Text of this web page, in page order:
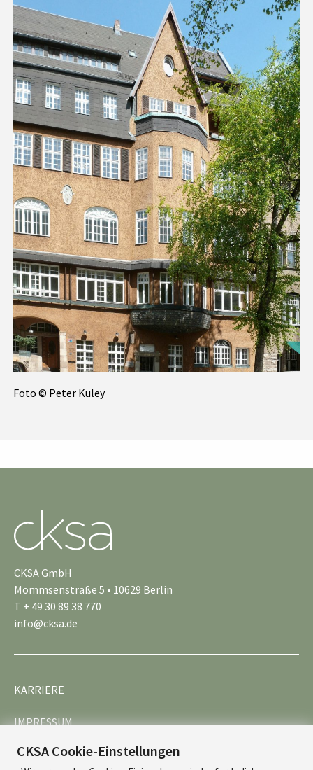
Foto © Peter Kuley
CKSA GmbH
Mommsenstraße 5 • 10629 Berlin
T + 49 30 89 38 770
info@cksa.de
KARRIERE
IMPRESSUM
DATENSCHUTZ
CKSA Cookie-Einstellungen